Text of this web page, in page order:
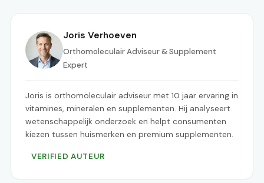
Joris Verhoeven
Orthomoleculair Adviseur & Supplement
Expert
Joris is orthomoleculair adviseur met 10 jaar ervaring in
vitamines, mineralen en supplementen. Hij analyseert
wetenschappelijk onderzoek en helpt consumenten
kiezen tussen huismerken en premium supplementen.
VERIFIED AUTEUR